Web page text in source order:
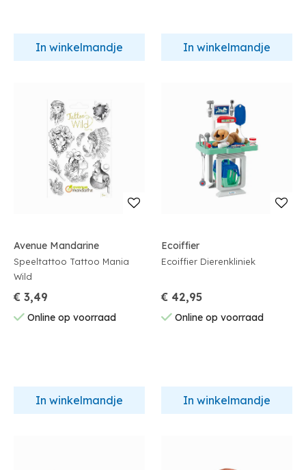
In winkelmandje In winkelmandje
Avenue Mandarine
Speeltattoo Tattoo Mania
Wild
€ 3,49
Online op voorraad
In winkelmandje
Ecoiffier
Ecoiffier Dierenkliniek
€ 42,95
Online op voorraad
In winkelmandje